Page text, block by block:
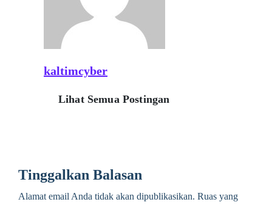
kaltimcyber
Lihat Semua Postingan
Tinggalkan Balasan
Alamat email Anda tidak akan dipublikasikan. Ruas yang